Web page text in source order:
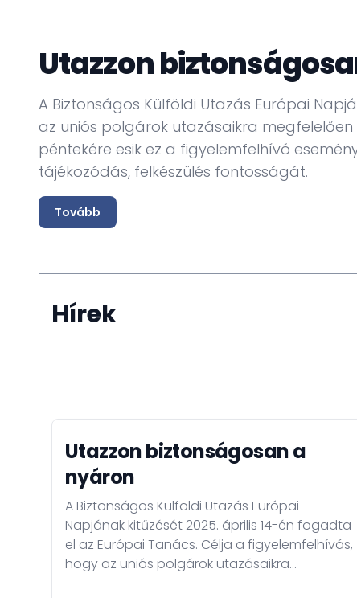
Utazzon
A Biztonságos Külföldi Utazás Európai
az uniós polgárok utazásaikra
péntekére esik ez a figyelemfelhívó
tájékozódás, felkészülés fontosságát.
Tovább
Hírek
Utazzon biztonságosan a
nyáron
A Biztonságos Külföldi Utazás Európai
Napjának kitűzését 2025. április 14-én fogadta
el az Európai Tanács. Célja a figyelemfelhívás,
hogy az uniós polgárok utazásaikra